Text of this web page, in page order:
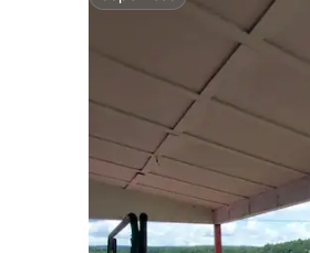
Superhost